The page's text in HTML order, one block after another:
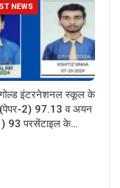
NEWS
इंटरनेशनल स्कूल के
(पेपर-2) 97.13 व अयन
93 परसेंटाइल के…